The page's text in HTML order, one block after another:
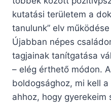
kutatási területem a
tanulunk” elv
Újabban népes
tagjainak tanítgatása
– elég érthető módon.
boldogsághoz, mi kell
ahhoz, hogy gyerekeim